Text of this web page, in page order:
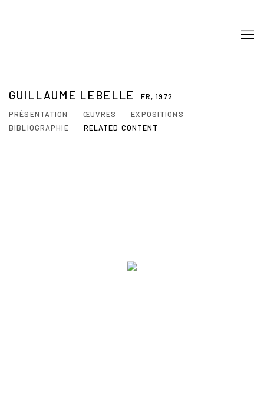
GUILLAUME LEBELLE FR,1972
PRÉSENTATION
ŒUVRES
EXPOSITIONS
BIBLIOGRAPHIE
RELATED CONTENT